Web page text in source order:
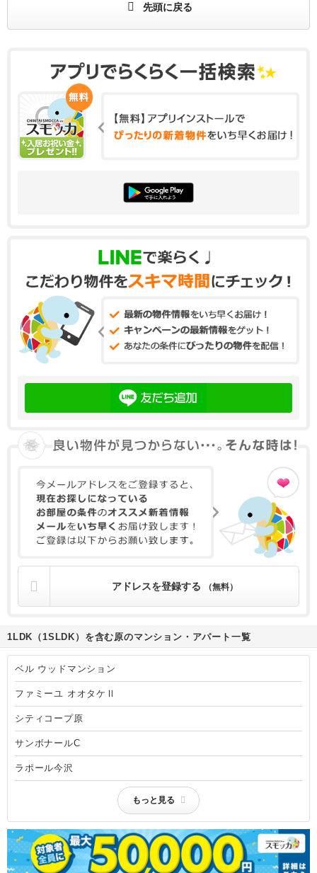
先頭に戻る
アドレスを登録する （無料）
1LDK（1SLDK）を含む原のマンション・アパート一覧
ベル ウッドマンション
ファミーユ オオタケⅡ
シティコープ原
サンボナールC
ラポール今沢
もっと見る